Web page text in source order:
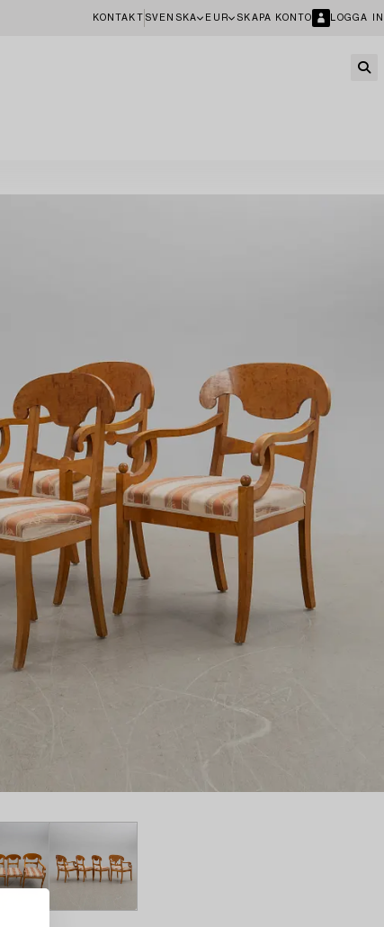
KONTAKT SVENSKA EUR SKAPA KONTO LOGGA IN